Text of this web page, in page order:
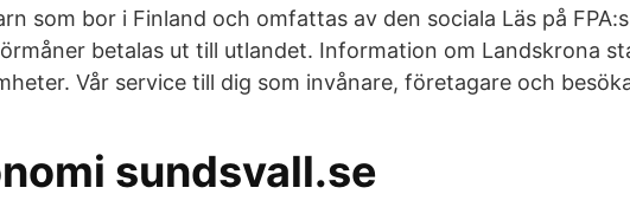
som bor i Finland och omfattas av den sociala Läs på
betalas ut till utlandet. Information om Landskrona
Vår service till dig som invånare, företagare och
sundsvall.se